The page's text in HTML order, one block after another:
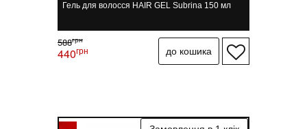
Гель для волосся HAIR GEL Subrina 150 мл
588грн
440грн